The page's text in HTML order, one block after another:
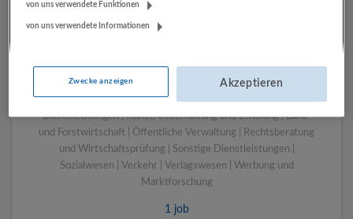
LUGSTEIN CONSULTING
Bau | Beherbergung und Gastronomie | Einzelhandel |
Energieversorgung | Finanz- und Versicherungsleistungen |
Gesundheitswesen | Herstellung von Waren | IT-
Dienstleistungen | Kunst, Unterhaltung und Erholung | Land-
und Forstwirtschaft | Öffentliche Verwaltung | Rechtsberatung
und Wirtschaftsprüfung | Sonstige Dienstleistungen |
Sozialwesen | Verkehr | Verlagswesen | Werbung und
Marktforschung
1 job
von uns verwendete Funktionen
von uns verwendete Informationen
Zwecke anzeigen Akzeptieren